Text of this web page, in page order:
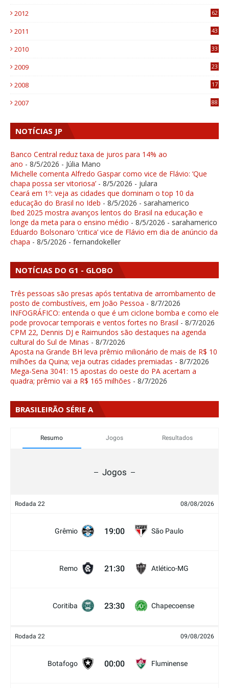
2012
62
2011
43
2010
33
2009
23
2008
17
2007 88
NOTÍCIAS JP
Banco Central reduz taxa de juros para 14% ao
ano - 8/5/2026 - Júlia Mano
Michelle comenta Alfredo Gaspar como vice de Flávio: ‘Que
chapa possa ser vitoriosa’ - 8/5/2026 - julara
Ceará em 1º: veja as cidades que dominam o top 10 da
educação do Brasil no Ideb - 8/5/2026 - sarahamerico
Ibed 2025 mostra avanços lentos do Brasil na educação e
longe da meta para o ensino médio - 8/5/2026 - sarahamerico
Eduardo Bolsonaro ‘critica’ vice de Flávio em dia de anúncio da
chapa - 8/5/2026 - fernandokeller
NOTÍCIAS DO G1 - GLOBO
Três pessoas são presas após tentativa de arrombamento de
posto de combustíveis, em João Pessoa - 8/7/2026
INFOGRÁFICO: entenda o que é um ciclone bomba e como ele
pode provocar temporais e ventos fortes no Brasil - 8/7/2026
CPM 22, Dennis DJ e Raimundos são destaques na agenda
cultural do Sul de Minas - 8/7/2026
Aposta na Grande BH leva prêmio milionário de mais de R$ 10
milhões da Quina; veja outras cidades premiadas - 8/7/2026
Mega-Sena 3041: 15 apostas do oeste do PA acertam a
quadra; prêmio vai a R$ 165 milhões - 8/7/2026
BRASILEIRÃO SÉRIE A
Resumo Jogos Resultados
Jogos
Rodada 22 08/08/2026
Grêmio 19:00 São Paulo
Remo 21:30 Atlético-MG
Coritiba 23:30 Chapecoense
Rodada 22 09/08/2026
Botafogo 00:00 Fluminense